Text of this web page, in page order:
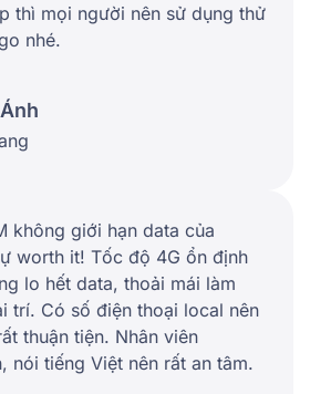
thì mọi người nên sử dụng thử
nhé.
không giới hạn data của
worth it! Tốc độ 4G ổn định
lo hết data, thoải mái làm
trí. Có số điện thoại local nên
thuận tiện. Nhân viên
nói tiếng Việt nên rất an tâm.